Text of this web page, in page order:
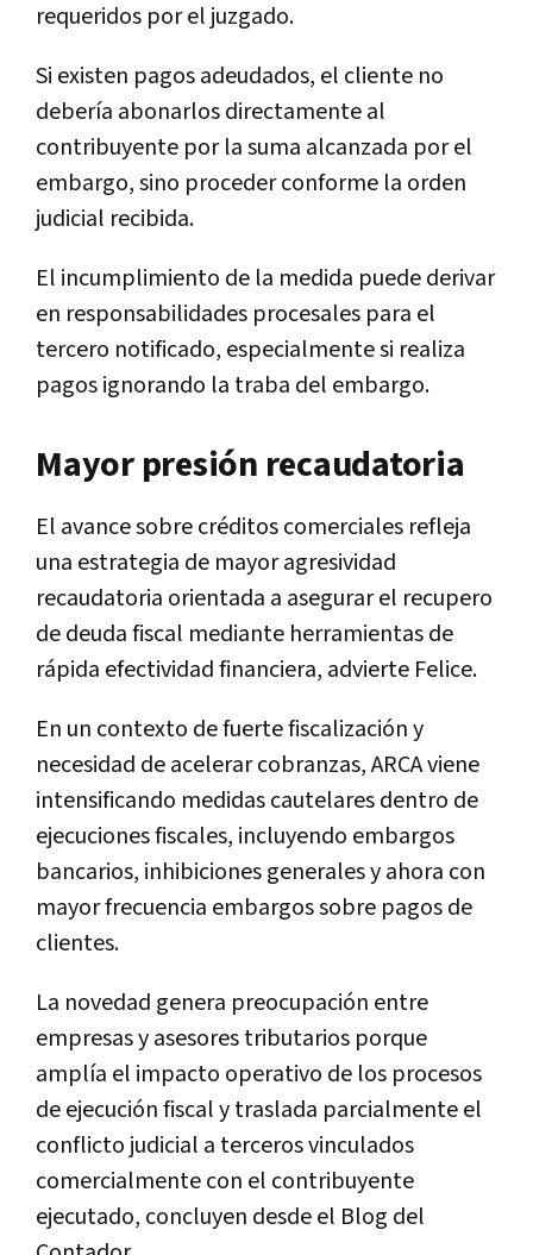
requeridos por el juzgado.
Si existen pagos adeudados, el cliente no
debería abonarlos directamente al
contribuyente por la suma alcanzada por el
embargo, sino proceder conforme la orden
judicial recibida.
El incumplimiento de la medida puede derivar
en responsabilidades procesales para el
tercero notificado, especialmente si realiza
pagos ignorando la traba del embargo.
Mayor presión recaudatoria
El avance sobre créditos comerciales refleja
una estrategia de mayor agresividad
recaudatoria orientada a asegurar el recupero
de deuda fiscal mediante herramientas de
rápida efectividad financiera, advierte Felice.
En un contexto de fuerte fiscalización y
necesidad de acelerar cobranzas, ARCA viene
intensificando medidas cautelares dentro de
ejecuciones fiscales, incluyendo embargos
bancarios, inhibiciones generales y ahora con
mayor frecuencia embargos sobre pagos de
clientes.
La novedad genera preocupación entre
empresas y asesores tributarios porque
amplía el impacto operativo de los procesos
de ejecución fiscal y traslada parcialmente el
conflicto judicial a terceros vinculados
comercialmente con el contribuyente
ejecutado, concluyen desde el Blog del